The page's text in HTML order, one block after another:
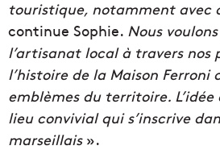
touristique, notamment avec
continue Sophie. Nous
l’artisanat local à travers nos
l’histoire de la Maison Ferroni
emblèmes du territoire. L’idée
lieu convivial qui s’inscrive
marseillais».